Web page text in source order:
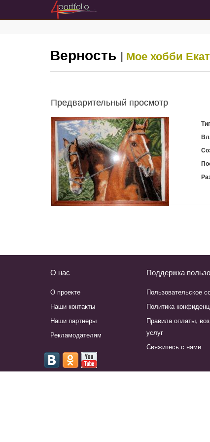
Верность | Мое хобби
Предварительный просмотр
О нас
О проекте
Наши контакты
Наши партнеры
Рекламодателям
Поддержка
Пользовательское
Политика
Правила оплаты,
услуг
Свяжитесь с нами